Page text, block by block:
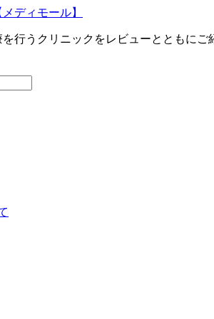
行うクリニックをレビューとともにご